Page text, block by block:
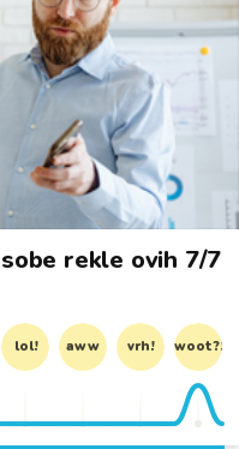
rekle ovih 7/7
lol! aww vrh! woot?!